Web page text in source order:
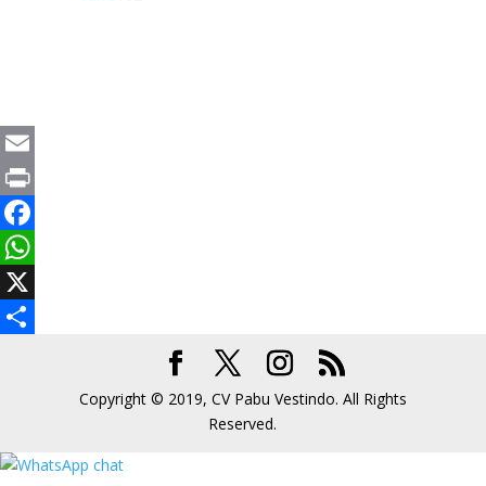
Email
Print
Facebook
WhatsApp
X
Copyright © 2019, CV Pabu Vestindo. All Rights
Reserved.